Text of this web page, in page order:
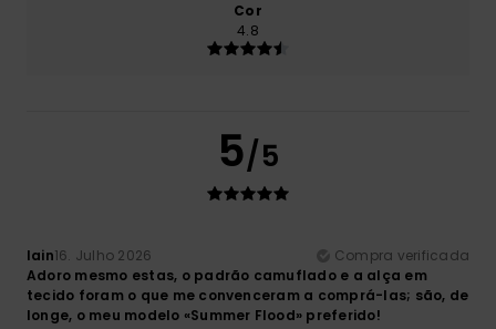
Cor
4.8
5/5
Iain16. Julho 2026
Compra verificada
Adoro mesmo estas, o padrão camuflado e a alça em
tecido foram o que me convenceram a comprá-las; são, de
longe, o meu modelo «Summer Flood» preferido!